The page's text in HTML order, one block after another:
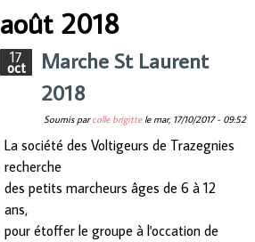
Vous êtes ici
août 2018
17
oct
Marche St Laurent
2018
Soumis parcolle brigittele mar, 17/10/2017 - 09:52
La société des Voltigeurs de Trazegnies
recherche
des petits marcheurs âges de 6 à 12
ans,
pour étoffer le groupe à l'occation de